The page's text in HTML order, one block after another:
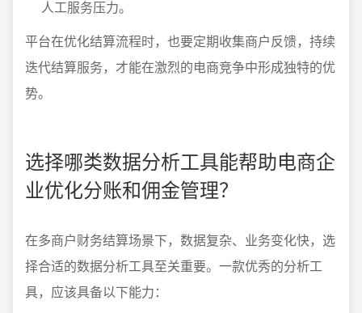
人工服务压力。
平台在优化结算流程时，也要定期收集商户反馈，持续
迭代结算服务，才能在激烈的电商竞争中形成独特的优
势。
选择哪类数据分析工具能帮助电商企
业优化分账和佣金管理？
在多商户财务结算场景下，数据复杂、业务变化快，选
择合适的数据分析工具至关重要。一款优秀的分析工
具，应该具备以下能力：